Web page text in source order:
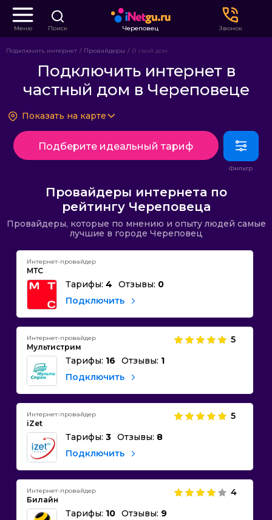
Меню Поиск Череповец Звонок
Подключить интернет Провайдеры В свой дом
Подключить интернет в
частный дом в Череповеце
Показать на карте
Подберите идеальный тариф
Провайдеры интернета по
рейтингу Череповеца
Провайдеры, которые по мнению и опыту людей самые
лучшие в городе Череповец
Интернет-провайдер
МТС
Тарифы: 4 Отзывы: 0
Подключить
Интернет-провайдер
Мультистрим
5
Тарифы: 16 Отзывы: 1
Подключить
Интернет-провайдер
iZet
5
Тарифы: 3 Отзывы: 8
Подключить
Интернет-провайдер
Билайн
4
Тарифы: 10 Отзывы: 9